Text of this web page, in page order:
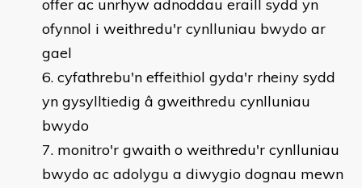
offer ac unrhyw adnoddau eraill sydd yn
ofynnol i weithredu'r cynlluniau bwydo ar
gael
cyfathrebu'n effeithiol gyda'r rheiny sydd
yn gysylltiedig â gweithredu cynlluniau
bwydo
monitro'r gwaith o weithredu'r cynlluniau
bwydo ac adolygu a diwygio dognau mewn